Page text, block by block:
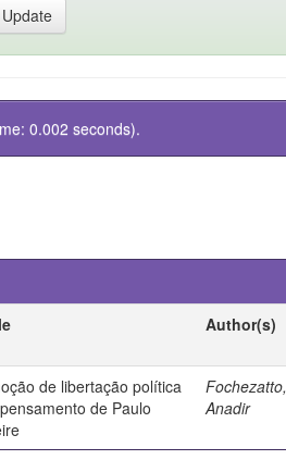
0.002 seconds).
Author(s)
de libertação política
de Paulo
Fochezatto,
Anadir